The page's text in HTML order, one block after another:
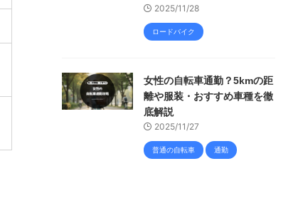
2025/11/28
ロードバイク
女性の自転車通勤？5kmの距
離や服装・おすすめ車種を徹
底解説
2025/11/27
普通の自転車 通勤